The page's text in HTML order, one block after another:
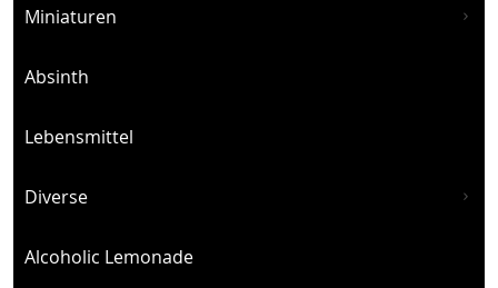
Miniaturen
Absinth
Lebensmittel
Diverse
Alcoholic Lemonade